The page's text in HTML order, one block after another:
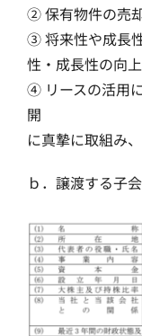
② 保有物件の売
③ 将来性や成長
性・成長性の向上
④ リースの活用
開
に真摯に取組み
ｂ．譲渡する子